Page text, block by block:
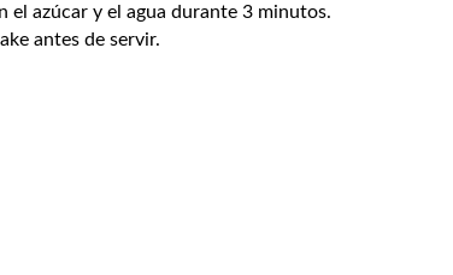
el azúcar y el agua durante 3 minutos.
antes de servir.